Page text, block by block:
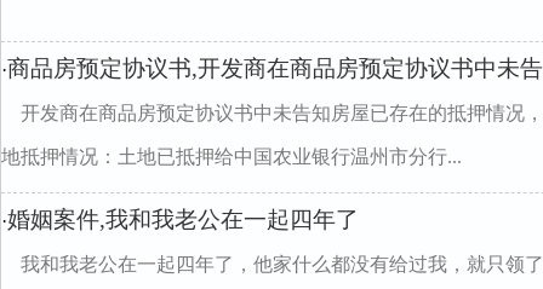
·商品房预定协议书,开发商在商品房预定协议书中未
开发商在商品房预定协议书中未告知房屋已存在的抵押情况
地抵押情况：土地已抵押给中国农业银行温州市分行...
·婚姻案件,我和我老公在一起四年了
我和我老公在一起四年了，他家什么都没有给过我，就只领